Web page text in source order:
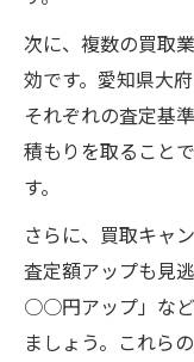
次に、複数の買取
効です。愛知県大
それぞれの査定基
積もりを取ること
す。
さらに、買取キャ
査定額アップも見
○○円アップ」など
ましょう。これら